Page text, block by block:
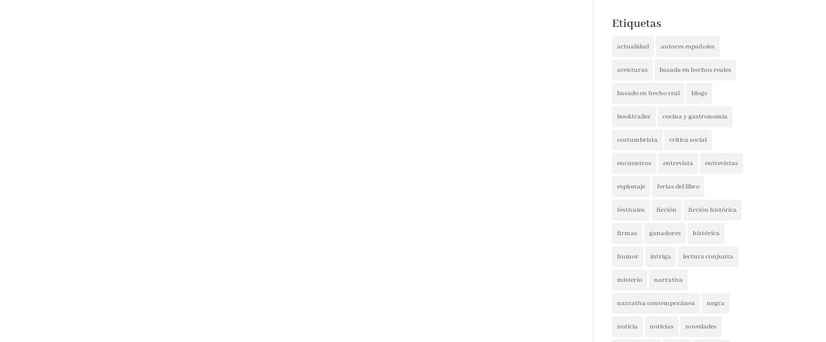
Etiquetas
actualidad autores españoles
aventuras basada en hechos reales
basado en hecho real blogs
booktrailer cocina y gastronomía
costumbrista crítica social
encuentros entrevista entrevistas
espionaje ferias del libro
festivales ficción ficción histórica
firmas ganadores histórica
humor intriga lectura conjunta
misterio narrativa
narrativa contemporánea negra
noticia noticias novedades